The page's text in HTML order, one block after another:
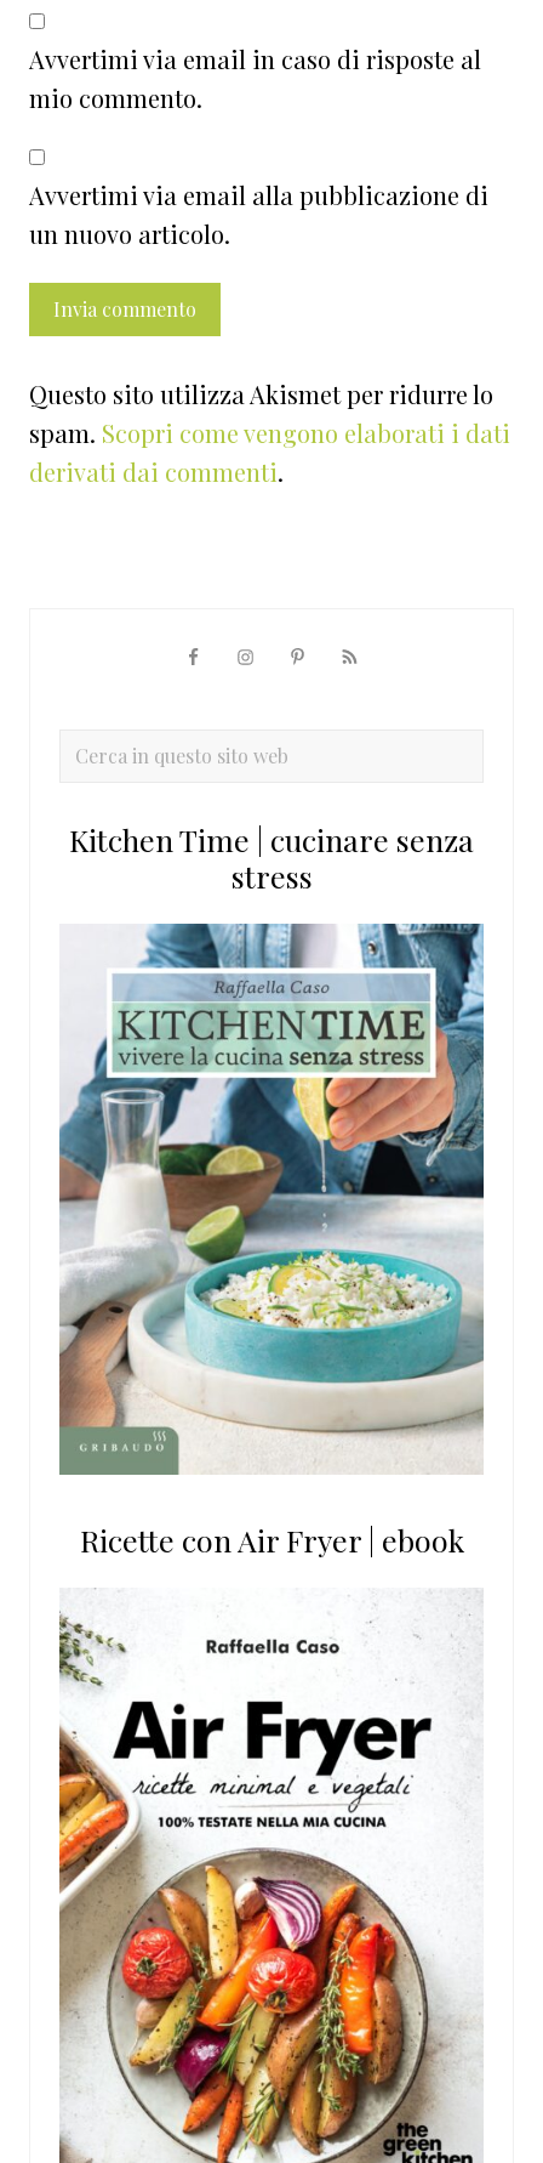
Avvertimi via email in caso di risposte al
mio commento.
Avvertimi via email alla pubblicazione di
un nuovo articolo.
Questo sito utilizza Akismet per ridurre lo
spam. Scopri come vengono elaborati i dati
derivati dai commenti.
primaria
Cerca
sito
Kitchen Time | cucinare senza
stress
Ricette con Air Fryer | ebook